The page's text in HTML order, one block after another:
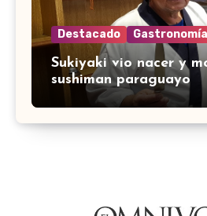
Destacado Gastronomía
Sukiyaki vio nacer y
sushiman paraguayo